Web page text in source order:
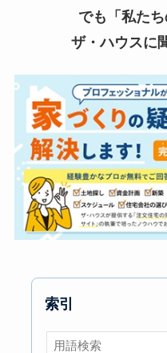
でも「私たち
ザ・ハウスに
索引